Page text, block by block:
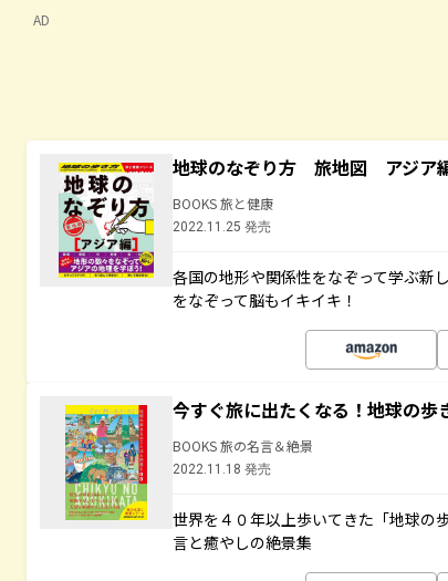
AD
地球のなぞり方 旅地図 アジア
BOOKS 旅と健康
2022.11.25 発売
各国の地形や関係性をなぞって学ぶ新
をなぞって脳もイキイキ！
今すぐ旅に出たくなる！地球の歩
BOOKS 旅の名言＆絶景
2022.11.18 発売
世界を４０年以上歩いてきた「地球の
言と癒やしの絶景集